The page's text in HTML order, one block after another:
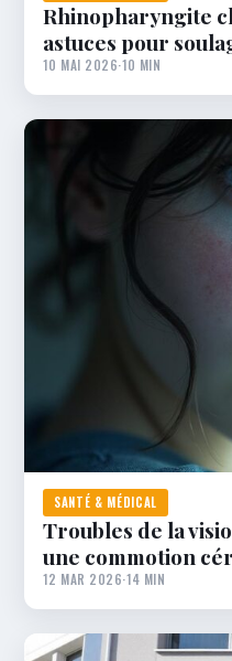
Rhinopharyngite
astuces pour
10 MAI 2026·10 MIN
SANTÉ & MÉDICAL
Troubles de la
une commotion
12 MAR 2026·14 MIN